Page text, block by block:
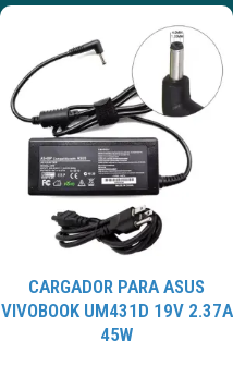
CARGADOR PARA ASUS
VIVOBOOK UM431D 19V 2.37A
45W